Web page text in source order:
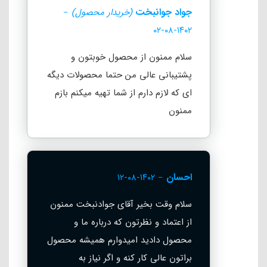
برنامه میوه خشک کن dehydrate
برنامه گرم کردن reheat
استفاده میشه، برای انواع پیاز داغ، تفت دادن سبزیجات، درست
کردن نیمرو و ……
قابلیت اسمارت دستگاه بخاطر وجود دماسنج هوشمند هست که
بدون حدس و گمان، نیازی به نگرانی در مورد کم پختن یا پخت
بیش از حد غذا و حتی برش دادن غذا برای اینکه ببینید خوب پخته
شده یا نه، ندارید، و با این حسگر و هشدار صوتی دستگاه، به شما
اعلام میشه که غذای شما آماده ی سرو هست
جواد جوانبخت(خریدار محصول) –
۱۴۰۲-۰۸-۰۲
سلام ممنون از محصول خوبتون و
پشتیبانی عالی من حتما محصولات دیگه
ای که لازم دارم از شما تهیه میکنم بازم
ممنون
احسان – ۱۴۰۲-۰۸-۱۲
سلام وقت بخیر آقای جوادنبخت ممنون
از اعتماد و نظرتون که درباره ما و
محصول دادید امیدوارم همیشه محصول
براتون عالی کار کنه و اگر نیاز به